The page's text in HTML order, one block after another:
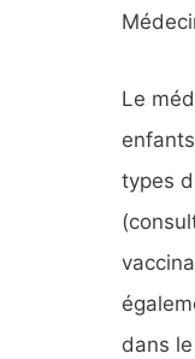
h
r
:
Le
types
dans